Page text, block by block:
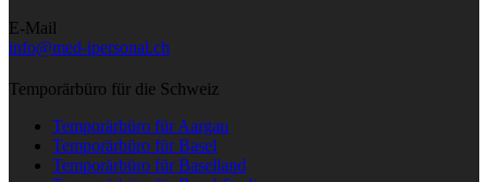
E-Mail
info@med-ipersonal.ch
Temporärbüro für die Schweiz
Temporärbüro für Aargau
Temporärbüro für Basel
Temporärbüro für Baselland